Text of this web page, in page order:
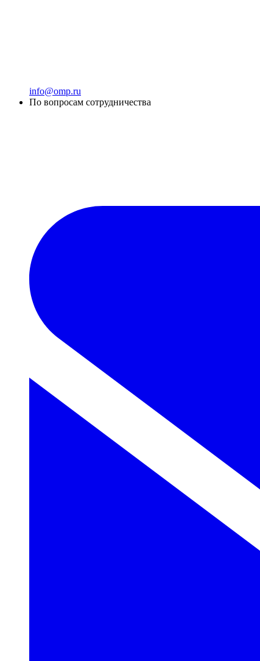
info@omp.ru
По вопросам сотрудничества